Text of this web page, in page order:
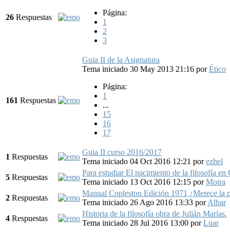
26 Respuestas
Página:
1
2
3
161 Respuestas
Guia II de la Asignatura
Tema iniciado 30 May 2013 21:16 porÉtico
Página:
1
...
15
16
17
1 Respuestas
Guia II curso 2016/2017
Tema iniciado 04 Oct 2016 12:21 porezhel
5 Respuestas
Para estudiar El nacimiento de la filosofía en
Tema iniciado 13 Oct 2016 12:15 porMoira
2 Respuestas
Manual Copleston Edición 1971 ¿Merece la
Tema iniciado 26 Ago 2016 13:33 porAlbar
4 Respuestas
Historia de la filosofía obra de Julián Marías.
Tema iniciado 28 Jul 2016 13:00 porLuar